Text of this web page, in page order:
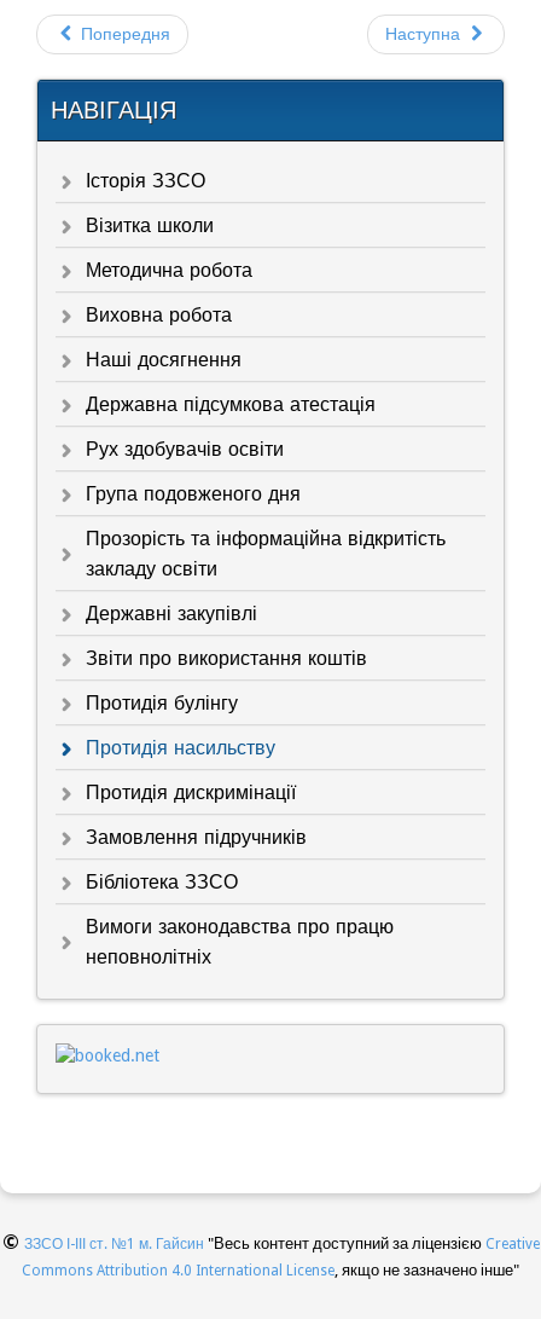
Попередня Наступна
НАВІГАЦІЯ
Історія ЗЗСО
Візитка школи
Методична робота
Виховна робота
Наші досягнення
Державна підсумкова атестація
Рух здобувачів освіти
Група подовженого дня
Прозорість та інформаційна відкритість
закладу освіти
Державні закупівлі
Звіти про використання коштів
Протидія булінгу
Протидія насильству
Протидія дискримінації
Замовлення підручників
Бібліотека ЗЗСО
Вимоги законодавства про працю
неповнолітніх
© ЗЗСО І-ІІІ ст. №1 м. Гайсин "Весь контент доступний за ліцензією Creative
Commons Attribution 4.0 International License , якщо не зазначено інше"